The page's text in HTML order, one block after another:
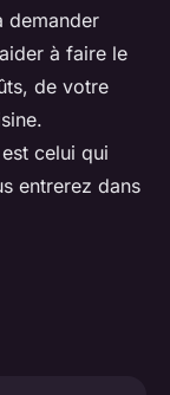
demander
à faire le
de votre
celui qui
entrerez dans